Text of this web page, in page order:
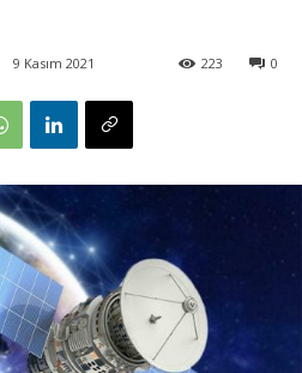
9 Kasım 2021 0
223